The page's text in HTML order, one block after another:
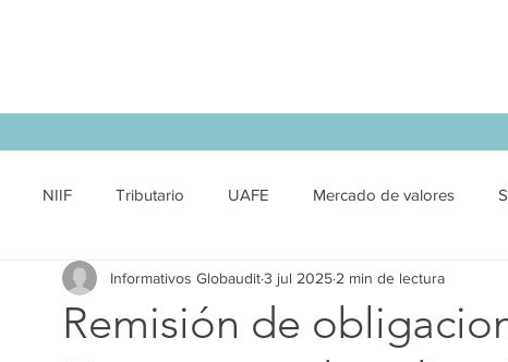
NIIF Tributario UAFE Mercado de valores
Laboral - Seg. Social Producción Financiero y SEPS
Remisión de
Informativos Globaudit3 jul 2025 2 min de lectura